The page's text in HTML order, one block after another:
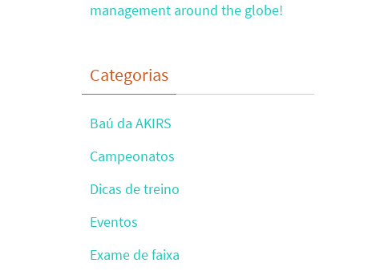
management around the globe!
Categorias
Baú da AKIRS
Campeonatos
Dicas de treino
Eventos
Exame de faixa